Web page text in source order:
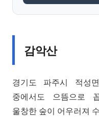
감악산
경기도 파주시 적성
중에서도 으뜸으로
울창한 숲이 어우러져